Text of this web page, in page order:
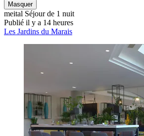
Masquer
meital Séjour de 1 nuit
Publié il y a 14 heures
Les Jardins du Marais